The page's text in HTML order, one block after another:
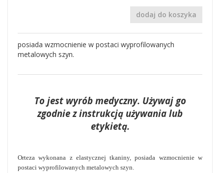
dodaj do koszyka
posiada wzmocnienie w postaci wyprofilowanych
metalowych szyn.
To jest wyrób medyczny. Używaj go
zgodnie z instrukcją używania lub
etykietą.
Orteza wykonana z elastycznej tkaniny, posiada wzmocnienie w
postaci wyprofilowanych metalowych szyn.